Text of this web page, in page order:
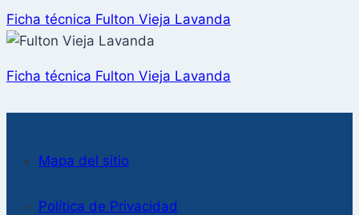
Ficha técnica Fulton Vieja Lavanda
Ficha técnica Fulton Vieja Lavanda
Mapa del sitio
Política de Privacidad